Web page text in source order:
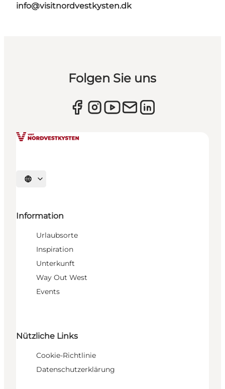
info@visitnordvestkysten.dk
Folgen Sie uns
Sprache auswählen
Information
Urlaubsorte
Inspiration
Unterkunft
Way Out West
Events
Nützliche Links
Cookie-Richtlinie
Datenschutzerklärung